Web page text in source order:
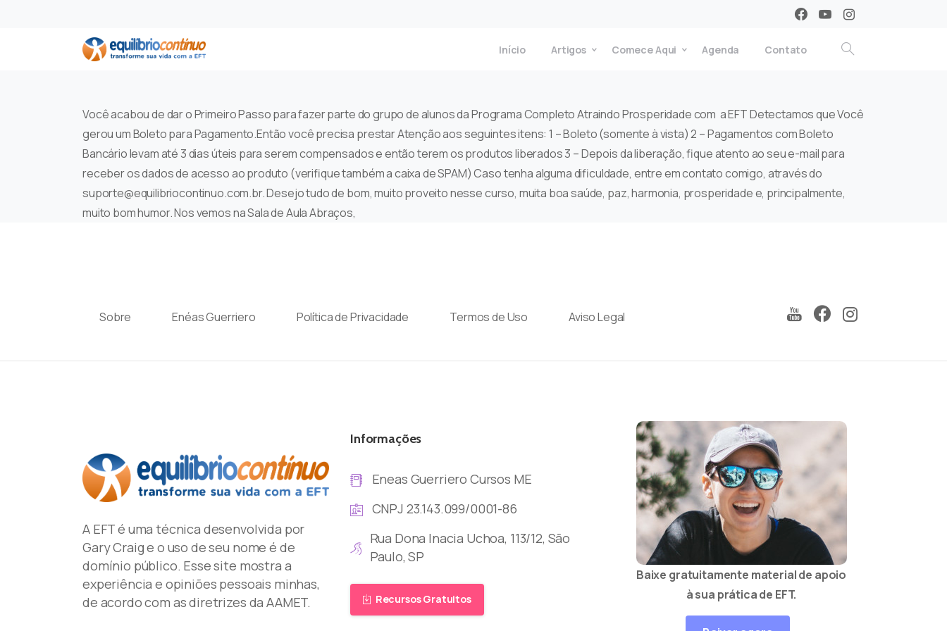
Início Artigos Comece Aqui Agenda Contato
Você acabou de dar o Primeiro Passo para fazer parte do grupo de alunos da Programa Completo Atraindo Prosperidade com a EFT Detectamos que Você
gerou um Boleto para Pagamento.Então você precisa prestar Atenção aos seguintes itens: 1 – Boleto (somente à vista) 2 – Pagamentos com Boleto
Bancário levam até 3 dias úteis para serem compensados e então terem os produtos liberados 3 – Depois da liberação, fique atento ao seu e-mail para
receber os dados de acesso ao produto (verifique também a caixa de SPAM) Caso tenha alguma dificuldade, entre em contato comigo, através do
suporte@equilibriocontinuo.com.br. Desejo tudo de bom, muito proveito nesse curso, muita boa saúde, paz, harmonia, prosperidade e, principalmente,
muito bom humor. Nos vemos na Sala de Aula Abraços,
Sobre Enéas Guerriero Política de Privacidade Termos de Uso Aviso Legal
A EFT é uma técnica desenvolvida por
Gary Craig e o uso de seu nome é de
domínio público. Esse site mostra a
experiência e opiniões pessoais minhas,
de acordo com as diretrizes da AAMET.
Informações
Eneas Guerriero Cursos ME
CNPJ 23.143.099/0001-86
Rua Dona Inacia Uchoa, 113/12, São
Paulo, SP
Recursos Gratuitos
Baixe gratuitamente material de apoio
à sua prática de EFT.